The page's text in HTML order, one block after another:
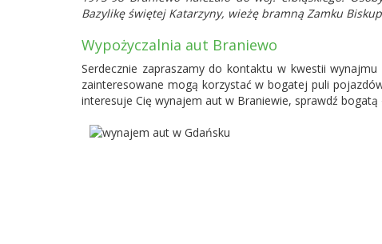
Bazylikę świętej Katarzyny, wieżę bramną Zamku
Wypożyczalnia aut Braniewo
Serdecznie zapraszamy do kontaktu w kwestii
zainteresowane mogą korzystać w bogatej puli
interesuje Cię wynajem aut w Braniewie, sprawdź